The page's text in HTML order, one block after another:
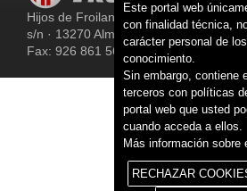
Hijos de Froilan Fernández, S.A ·
s/n · 13270 Almagro (Ciudad Real) ·
Fax: 926 861 566
Este portal web
con finalidad técnica,
carácter personal de
conocimiento.
Sin embargo, contiene
terceros con políticas
portal web que usted
cuando acceda a ellos.
Más información sobre
RECHAZAR